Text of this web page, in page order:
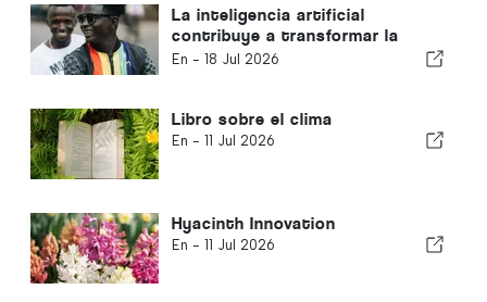
La inteligencia artificial
contribuye a transformar la
industria musical de Sierra
En - 18 Jul 2026
Libro sobre el clima
En - 11 Jul 2026
Hyacinth Innovation
En - 11 Jul 2026